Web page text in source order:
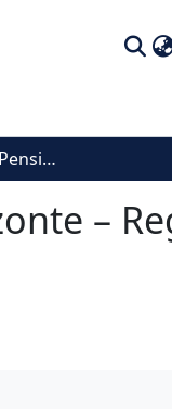
Plan De Mercadeo Pensiones Voluntarias BBVA Horizonte – Regional Bogotá
–